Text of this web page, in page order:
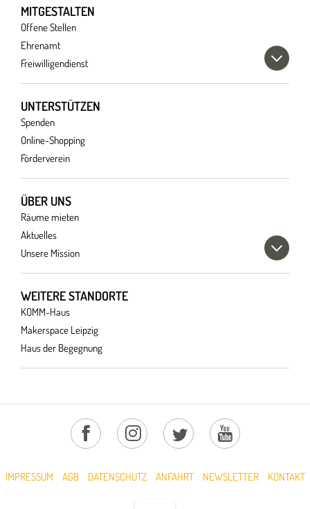
MITGESTALTEN
Offene Stellen
Ehrenamt
Freiwilligendienst
UNTERSTÜTZEN
Spenden
Online-Shopping
Förderverein
ÜBER UNS
Räume mieten
Aktuelles
Unsere Mission
WEITERE STANDORTE
KOMM-Haus
Makerspace Leipzig
Haus der Begegnung
IMPRESSUM AGB DATENSCHUTZ ANFAHRT NEWSLETTER KONTAKT